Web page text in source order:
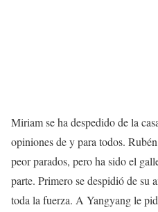
Miriam se ha despedido de la
opiniones de y para todos.
peor parados, pero ha sido el
parte. Primero se despidió de su
toda la fuerza. A Yangyang le